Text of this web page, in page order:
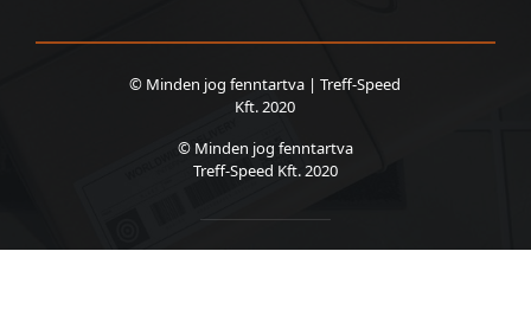
© Minden jog fenntartva | Treff-Speed
Kft. 2020
© Minden jog fenntartva
Treff-Speed Kft. 2020